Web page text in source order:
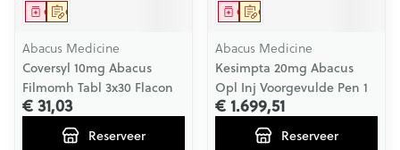
Op voorschrift
Geneesmiddel
Abacus Medicine
Coversyl 10mg Abacus
Filmomh Tabl 3x30 Flacon
€ 31,03
Reserveer
Op voorschrift
Geneesmiddel
Abacus Medicine
Kesimpta 20mg Abacus
Opl Inj Voorgevulde Pen 1
€ 1.699,51
Reserveer